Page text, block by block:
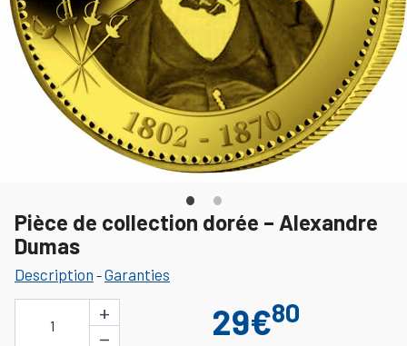
Pièce de collection dorée – Alexandre
Dumas
Description -Garanties
1
+
−
29€80